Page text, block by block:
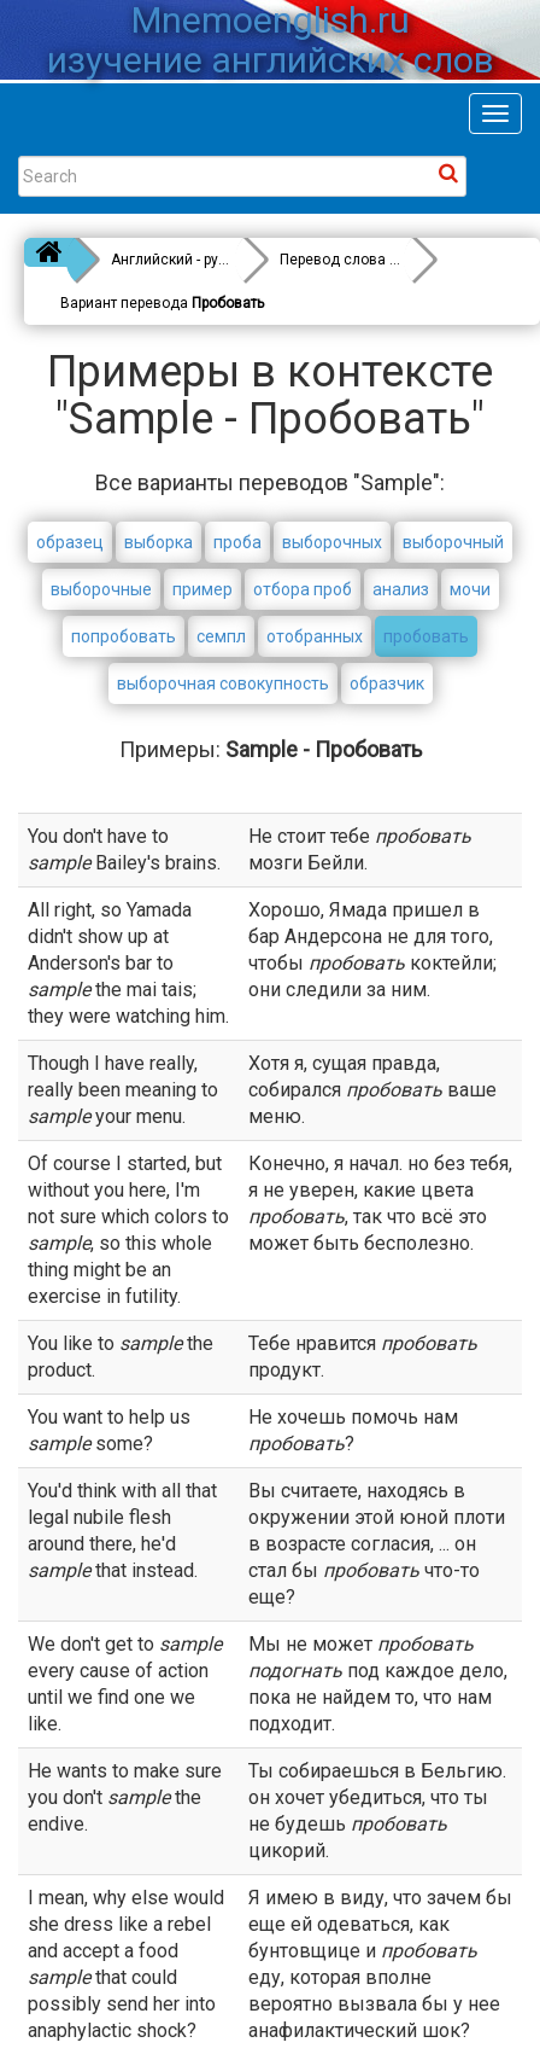
Mnemoenglish.ru
изучение английских слов
Английский - русский Перевод слова
Sample
Вариант перевода Пробовать
Примеры в контексте
"Sample - Пробовать"
Все варианты переводов "Sample":
образец выборка проба выборочных выборочный
выборочные пример отбора проб анализ мочи
попробовать семпл отобранных пробовать
выборочная совокупность образчик
Примеры: Sample - Пробовать
You don't have to
sampleBailey's brains.
Не стоит тебе пробовать
мозги Бейли.
All right, so Yamada
didn't show up at
Anderson's bar to
samplethe mai tais;
they were watching him.
Хорошо, Ямада пришел в
бар Андерсона не для того,
чтобы пробовать коктейли;
они следили за ним.
Though I have really,
really been meaning to
sampleyour menu.
Хотя я, сущая правда,
собирался пробовать ваше
меню.
Of course I started, but
without you here, I'm
not sure which colors to
sample, so this whole
thing might be an
exercise in futility.
Конечно, я начал. но без тебя,
я не уверен, какие цвета
пробовать, так что всё это
может быть бесполезно.
You like to samplethe
product.
Тебе нравится пробовать
продукт.
You want to help us
samplesome?
Не хочешь помочь нам
пробовать?
You'd think with all that
legal nubile flesh
around there, he'd
samplethat instead.
Вы считаете, находясь в
окружении этой юной плоти
в возрасте согласия, ... он
стал бы пробовать что-то
еще?
We don't get to sample
every cause of action
until we find one we
like.
Мы не может пробовать
подогнать под каждое дело,
пока не найдем то, что нам
подходит.
He wants to make sure
you don't samplethe
endive.
Ты собираешься в Бельгию.
он хочет убедиться, что ты
не будешь пробовать
цикорий.
I mean, why else would
she dress like a rebel
and accept a food
samplethat could
possibly send her into
anaphylactic shock?
Я имею в виду, что зачем бы
еще ей одеваться, как
бунтовщице и пробовать
еду, которая вполне
вероятно вызвала бы у нее
анафилактический шок?